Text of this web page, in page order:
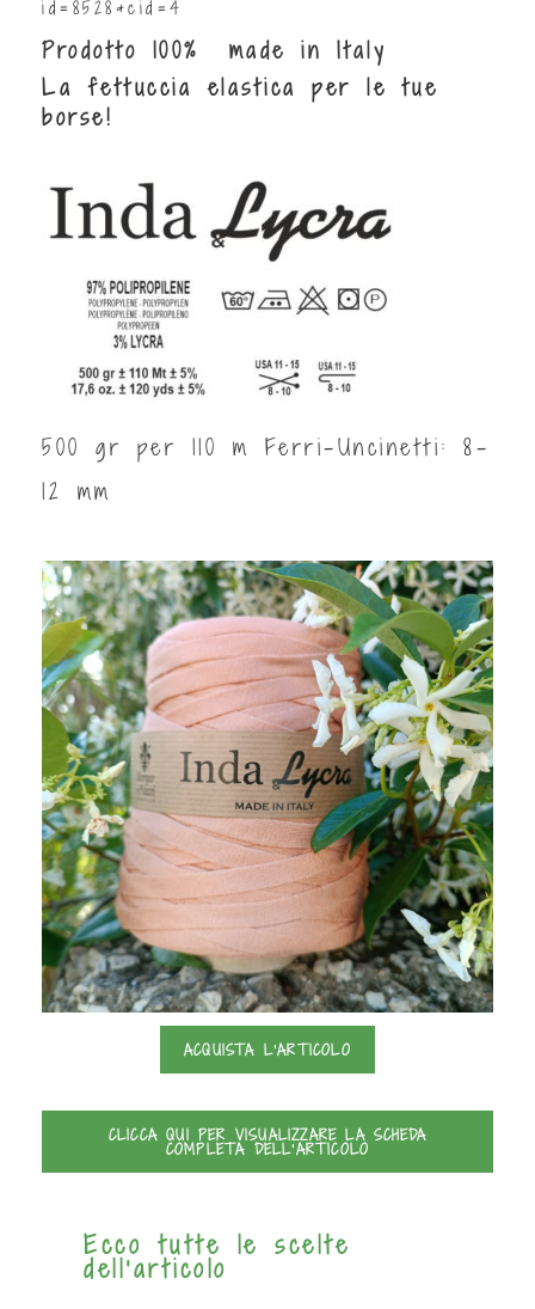
id=8528&cid=4
Prodotto 100% made in Italy
La fettuccia elastica per le tue
borse!
500 gr per 110 m Ferri-Uncinetti: 8-
12 mm
ACQUISTA L'ARTICOLO
CLICCA QUI PER VISUALIZZARE LA SCHEDA
COMPLETA DELL'ARTICOLO
Ecco tutte le scelte
dell'articolo